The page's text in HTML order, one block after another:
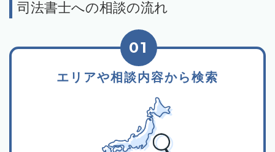
司法書士への相談の流れ
エリアや相談内容から検索
01